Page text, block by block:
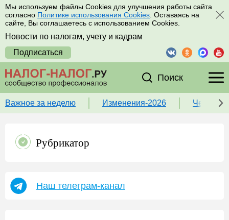
Мы используем файлы Cookies для улучшения работы сайта
согласно Политике использования Cookies . Оставаясь на
сайте, Вы соглашаетесь с использованием Cookies.
Новости по налогам, учету и кадрам
Подписаться
Поиск
Важное за неделю Изменения-2026 Чек-
Рубрикатор
Наш телеграм-канал